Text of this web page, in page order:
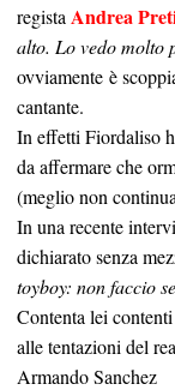
regista Andrea
alto. Lo vedo molto
ovviamente è
cantante.
In effetti Fiordaliso
da affermare che
(meglio non
In una recente
dichiarato senza
toyboy: non faccio
Contenta lei
alle tentazioni del
Armando Sanchez